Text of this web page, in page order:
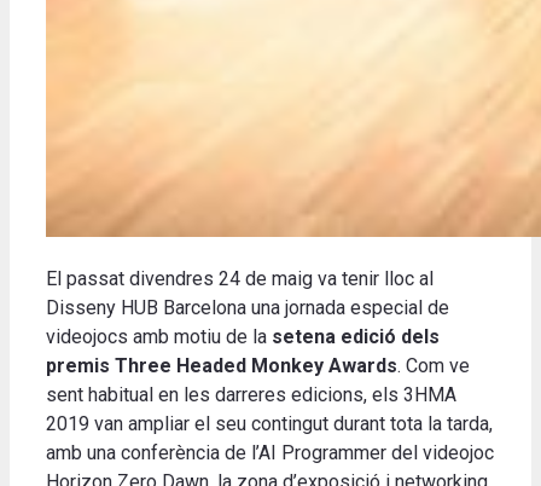
El passat divendres 24 de maig va tenir lloc al
Disseny HUB Barcelona una jornada especial de
videojocs amb motiu de la setena edició dels
premis Three Headed Monkey Awards. Com ve
sent habitual en les darreres edicions, els 3HMA
2019 van ampliar el seu contingut durant tota la tarda,
amb una conferència de l’AI Programmer del videojoc